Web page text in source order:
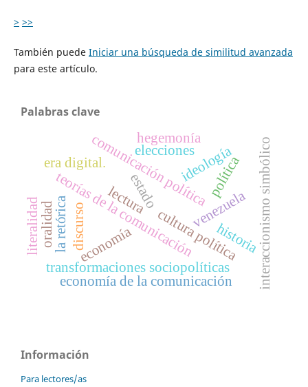
> >>
También puede Iniciar una búsqueda de similitud avanzada
para este artículo.
Palabras clave
cultura política
transformaciones sociopolíticas
venezuela
teorías de la comunicación
comunicación política
economía
política
economía de la comunicación
historia
discurso
estado
era digital.
la retórica interaccionismo simbólico
elecciones
hegemonía
ideología
lectura
oralidad
literalidad
Información
Para lectores/as